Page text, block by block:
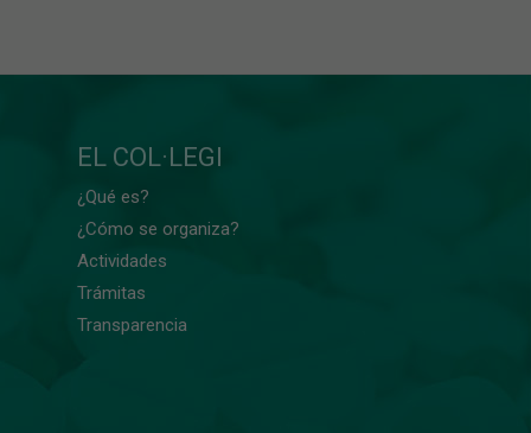
EL COL·LEGI
¿Qué es?
¿Cómo se organiza?
Actividades
Trámitas
Transparencia